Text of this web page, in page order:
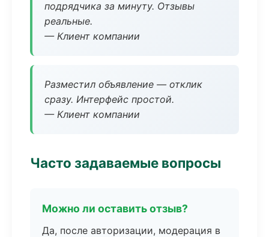
подрядчика за минуту. Отзывы
реальные.
— Клиент компании
Разместил объявление — отклик
сразу. Интерфейс простой.
— Клиент компании
Часто задаваемые вопросы
Можно ли оставить отзыв?
Да, после авторизации, модерация в